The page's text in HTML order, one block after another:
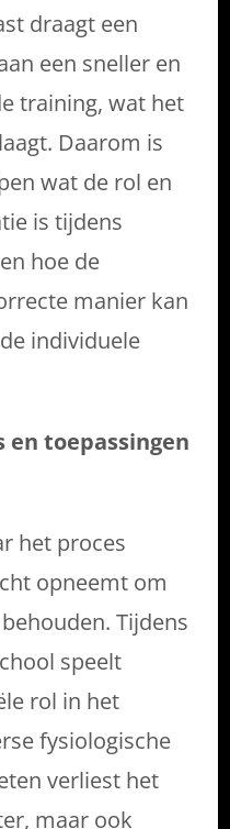
draagt een
een sneller en
training, wat het
Daarom is
wat de rol en
is tijdens
hoe de
manier kan
individuele
toepassingen
het proces
opneemt om
Tijdens
speelt
rol in het
fysiologische
verliest het
maar ook